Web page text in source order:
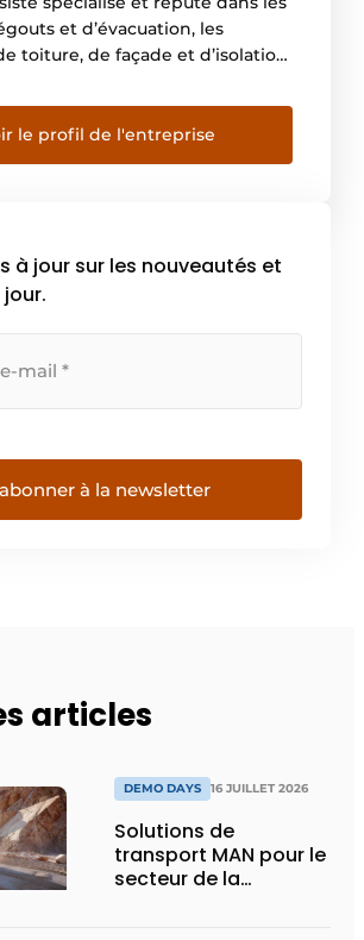
et d’évacuation, les
toiture, de façade et d’isolation,
de la construction que
Notre offre comprend des
mais aussi une gamme de
le profil de l'entreprise
à jour sur les nouveautés et
à la newsletter
articles
DEMO DAYS 16 JUILLET 2026
Solutions de
transport MAN pour le
secteur de la